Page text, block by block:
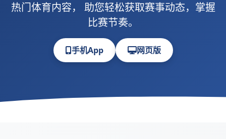
热门体育内容， 助您轻松获取赛事动态，掌握
比赛节奏。
手机App 网页版